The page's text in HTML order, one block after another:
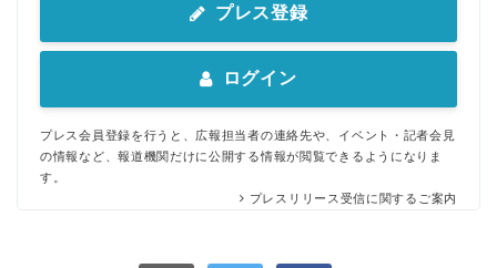
プレス登録
ログイン
プレス会員登録を行うと、広報担当者の連絡先や、イベント・記者会見
の情報など、報道機関だけに公開する情報が閲覧できるようになりま
す。
プレスリリース受信に関するご案内